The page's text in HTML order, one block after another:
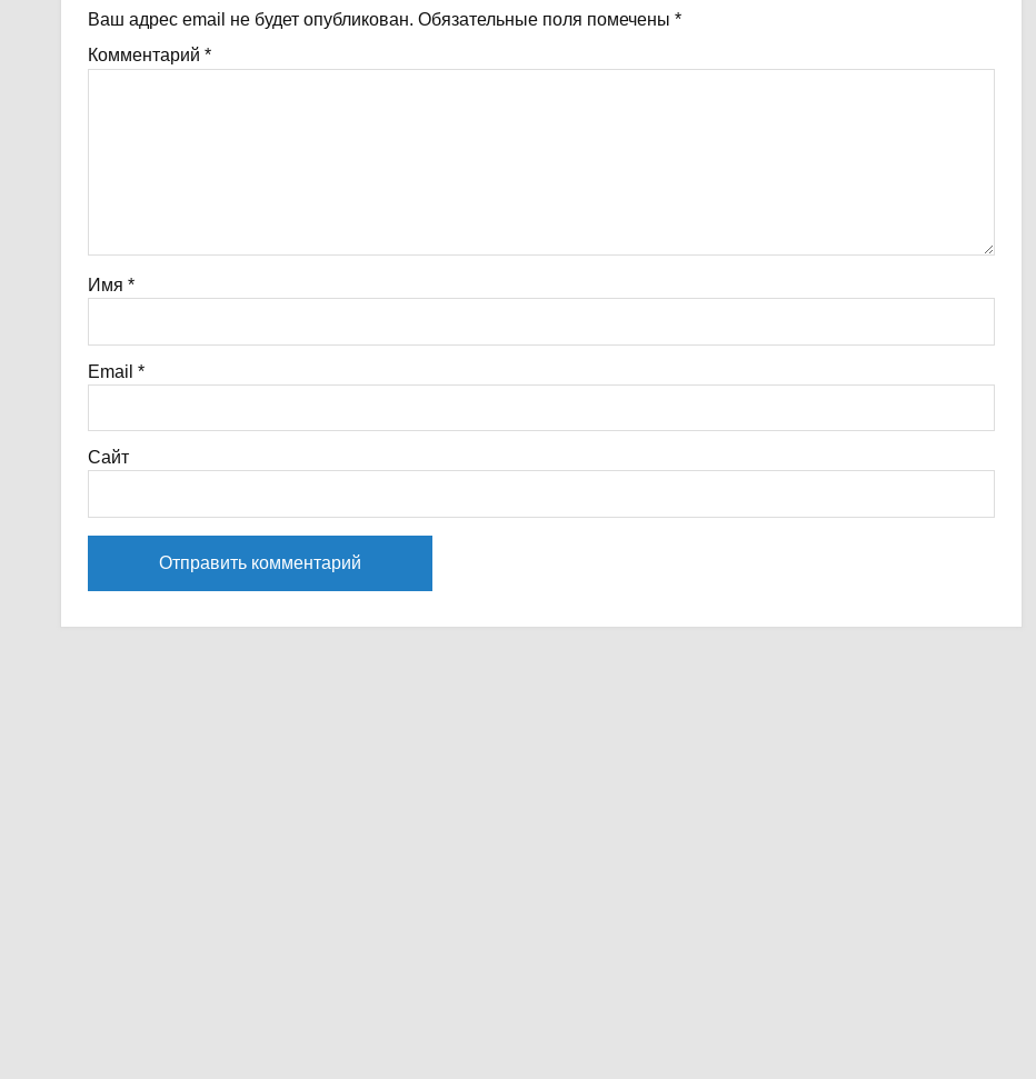
Ваш адрес email не будет опубликован. Обязательные поля помечены *
Комментарий *
Имя *
Email *
Сайт